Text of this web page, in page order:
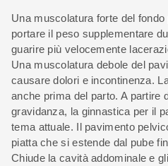
Una muscolatura forte del
portare il peso supplementare
guarire più velocemente
Una muscolatura debole del
causare dolori e incontinenza.
anche prima del parto. A partire
gravidanza, la ginnastica per il
tema attuale. Il pavimento
piatta che si estende dal pube
Chiude la cavità addominale e